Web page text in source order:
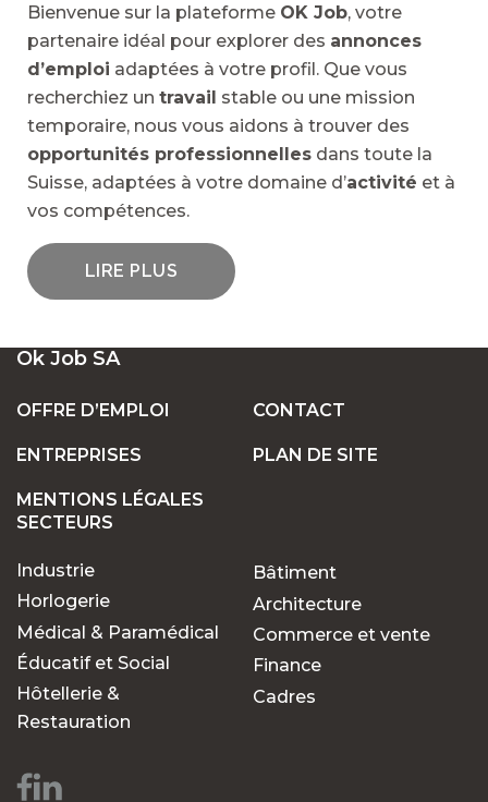
Bienvenue sur la plateforme OK Job, votre
partenaire idéal pour explorer des annonces
d’emploi adaptées à votre profil. Que vous
recherchiez un travail stable ou une mission
temporaire, nous vous aidons à trouver des
opportunités professionnelles dans toute la
Suisse, adaptées à votre domaine d’activité et à
vos compétences.
LIRE PLUS
UN LARGE ÉVENTAIL D'EMPLOIS VACANTS
EN SUISSE
POSTES FIXES OU TEMPORAIRES :
POURQUOI CHOISIR OK JOB POUR VOS
RECHERCHES D'EMPLOIS ?
Des opportunités pour
chaque parcours
Ok Job SA
OFFRE D’EMPLOI
ENTREPRISES
MENTIONS LÉGALES
CONTACT
PLAN DE SITE
SECTEURS
Industrie
Horlogerie
Médical & Paramédical
Éducatif et Social
Hôtellerie &
Restauration
Bâtiment
Architecture
Commerce et vente
Finance
Cadres